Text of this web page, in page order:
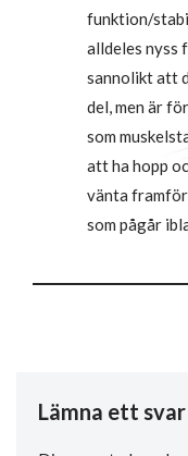
funktion/
alldeles nyss
sannolikt att
del, men är
som
att ha hopp
vänta
som pågår
Lämna ett svar